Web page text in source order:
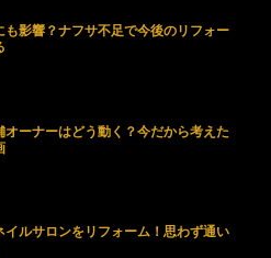
も影響？ナフサ不足で今後のリフォー
オーナーはどう動く？今だから考えた
イルサロンをリフォーム！思わず通い